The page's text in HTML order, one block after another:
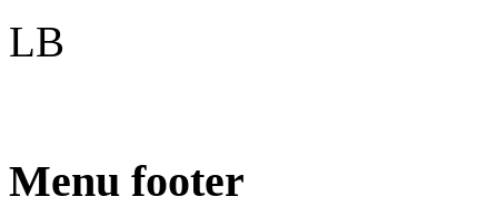
LB
Menu footer